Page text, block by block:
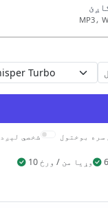
شخصي لېږد سره بوختول
10 وړيا من / ورځ